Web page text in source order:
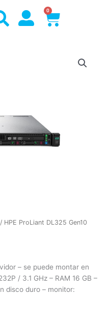
0
Cart
/ HPE ProLiant DL325 Gen10
– se puede montar en
/ 3.1 GHz – RAM 16 GB –
disco duro – monitor: